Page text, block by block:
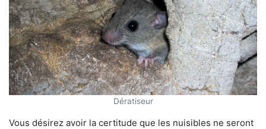
Dératiseur
Vous désirez avoir la certitude que les nuisibles ne seront